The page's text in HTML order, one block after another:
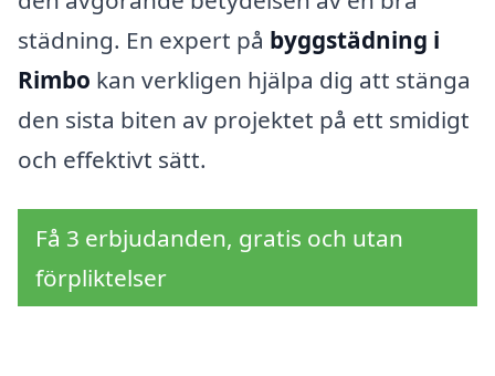
städning. En expert på byggstädning i
Rimbo kan verkligen hjälpa dig att stänga
den sista biten av projektet på ett smidigt
och effektivt sätt.
Få 3 erbjudanden, gratis och utan
förpliktelser